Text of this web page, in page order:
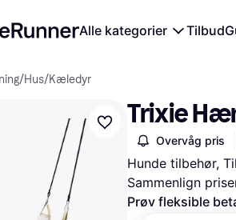
Alle kategorier Tilbud
/Hus/Kæledyr
Trixie
Overvåg pris
Hunde tilbehør,
Sammenlign
Prøv fleksible